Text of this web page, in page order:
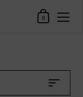
Shopping
0